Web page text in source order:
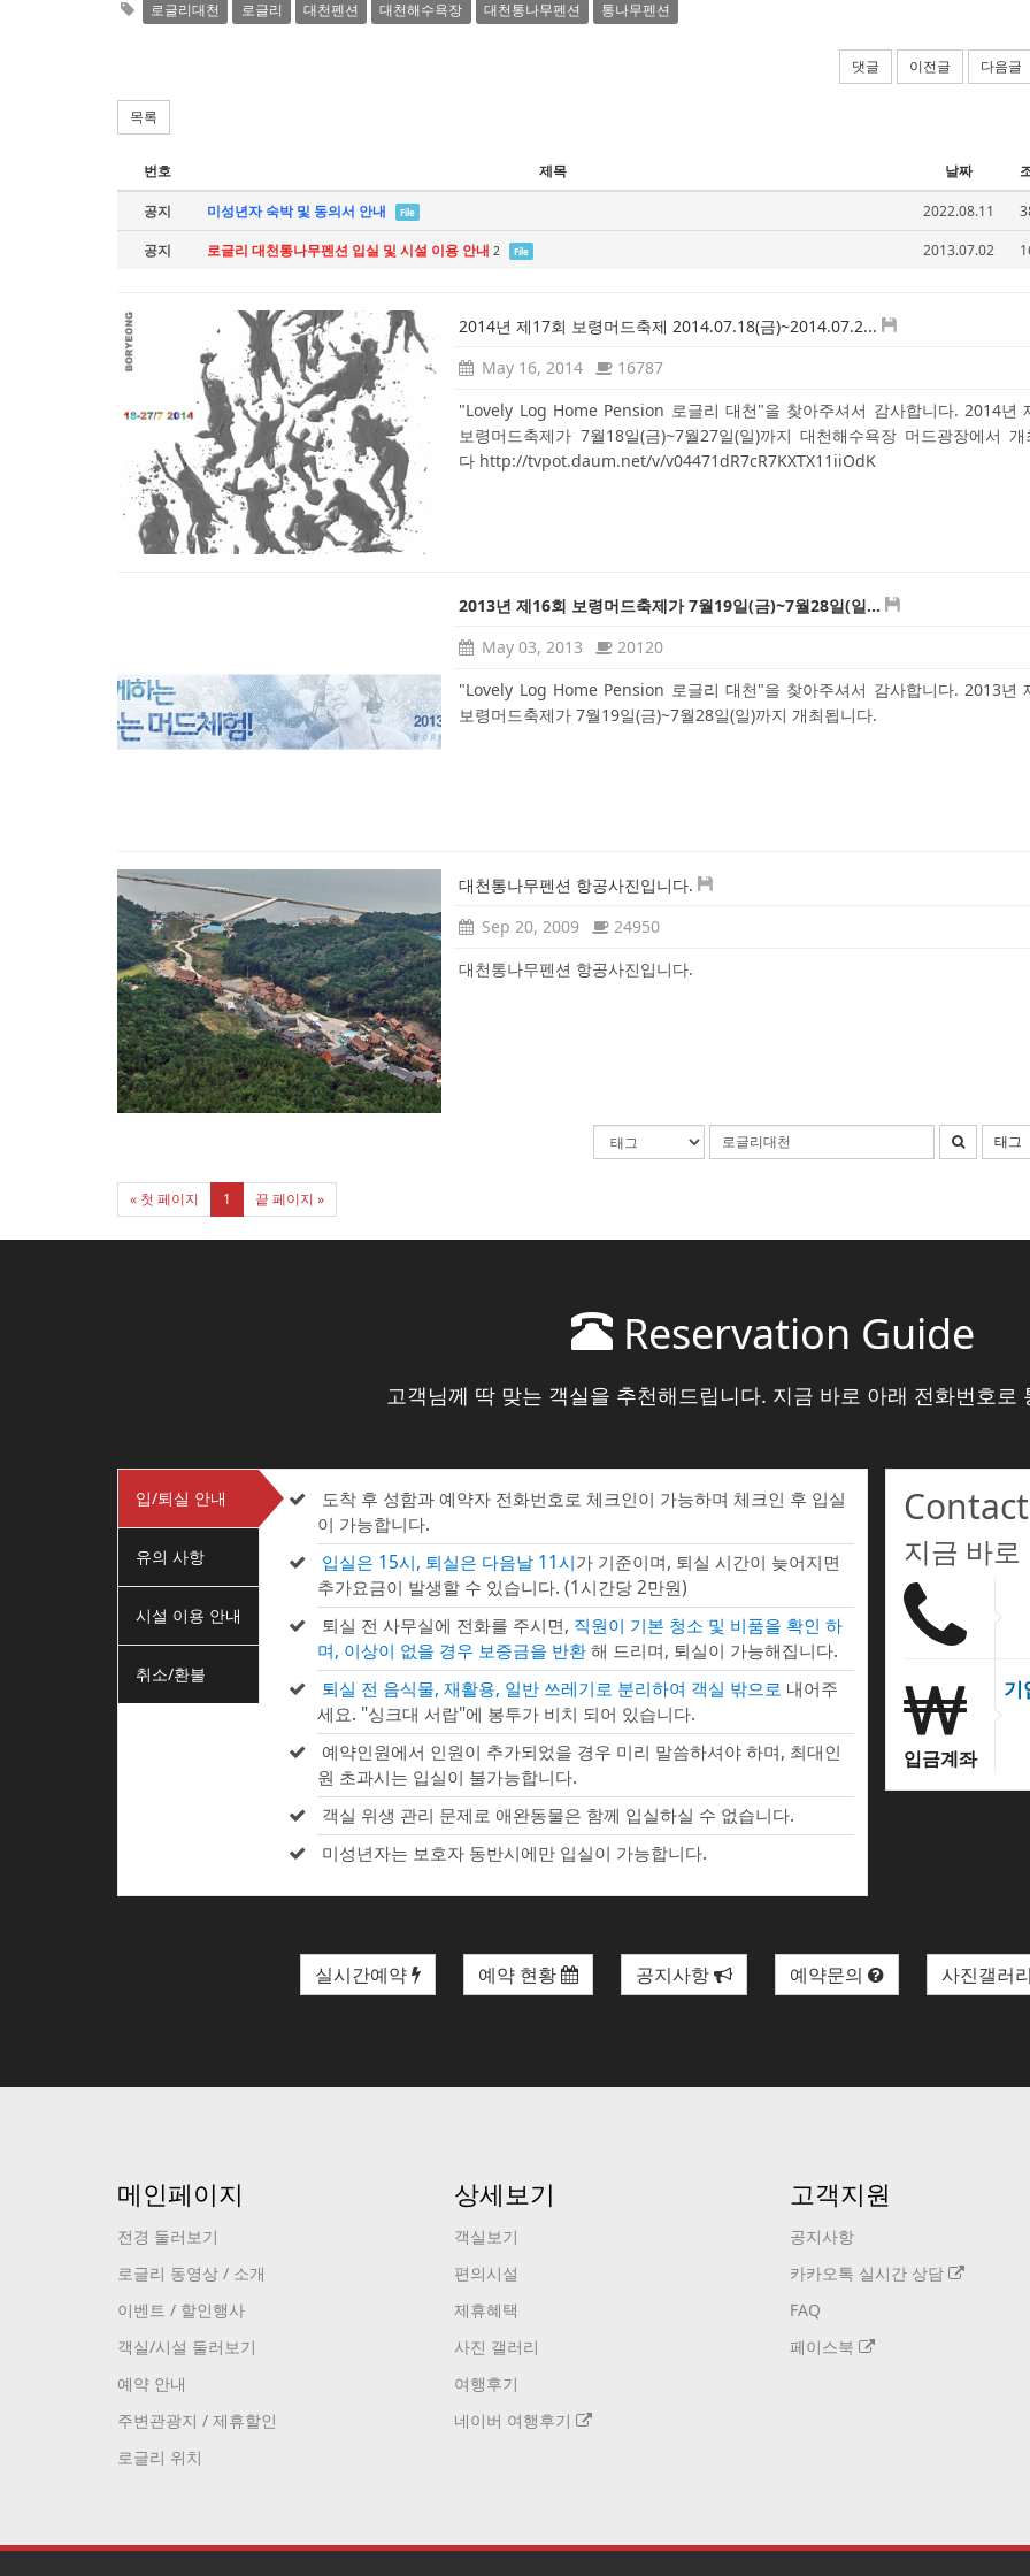
로글리대천 로글리 대천펜션 대천해수욕장 대천통나무펜션 통나무펜션
댓글 이전글 다음글
목록
번호 제목 날짜
공지 미성년자 숙박 및 동의서 안내 File 2022.08.11
공지
로글리 대천통나무펜션 입실 및 시설 이용 안내 2 File 2013.07.02
2014년 제17회 보령머드축제 2014.07.18(금)~2014.07.2...
May 16, 2014
16787
"Lovely Log Home Pension 로글리 대천"을 찾아주셔서 감사합니다. 2014년
보령머드축제가 7월18일(금)~7월27일(일)까지 대천해수욕장 머드광장에서 개
다 http://tvpot.daum.net/v/v04471dR7cR7KXTX11iiOdK
2013년 제16회 보령머드축제가 7월19일(금)~7월28일(일...
May 03, 2013
20120
"Lovely Log Home Pension 로글리 대천"을 찾아주셔서 감사합니다. 2013년
보령머드축제가 7월19일(금)~7월28일(일)까지 개최됩니다.
대천통나무펜션 항공사진입니다.
Sep 20, 2009
24950
대천통나무펜션 항공사진입니다.
태그
« 첫 페이지 1 끝 페이지 »
Reservation Guide
고객님께 딱 맞는 객실을 추천해드립니다. 지금 바로 아래 전화번호로
입/퇴실 안내
유의 사항
시설 이용 안내
취소/환불
도착 후 성함과 예약자 전화번호로 체크인이 가능하며 체크인 후 입실
이 가능합니다.
입실은 15시, 퇴실은 다음날 11시가 기준이며, 퇴실 시간이 늦어지면
추가요금이 발생할 수 있습니다. (1시간당 2만원)
퇴실 전 사무실에 전화를 주시면, 직원이 기본 청소 및 비품을 확인 하
며, 이상이 없을 경우 보증금을 반환해 드리며, 퇴실이 가능해집니다.
퇴실 전 음식물, 재활용, 일반 쓰레기로 분리하여 객실 밖으로 내어주
세요. "싱크대 서랍"에 봉투가 비치 되어 있습니다.
예약인원에서 인원이 추가되었을 경우 미리 말씀하셔야 하며, 최대인
원 초과시는 입실이 불가능합니다.
객실 위생 관리 문제로 애완동물은 함께 입실하실 수 없습니다.
미성년자는 보호자 동반시에만 입실이 가능합니다.
지금 바
입금계좌
기
실시간예약 예약 현황 공지사항 예약문의 사진갤러
메인페이지
전경 둘러보기
로글리 동영상 / 소개
이벤트 / 할인행사
객실/시설 둘러보기
예약 안내
주변관광지 / 제휴할인
로글리 위치
상세보기
객실보기
편의시설
제휴혜택
사진 갤러리
여행후기
네이버 여행후기
고객지원
공지사항
카카오톡 실시간 상담
FAQ
페이스북